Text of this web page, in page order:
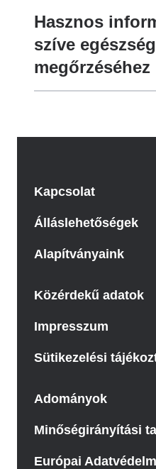
Hasznos
szíve
megőrzéséhez
Kapcsolat
Álláslehetőségek
Alapítványaink
Közérdekű adatok
Impresszum
Sütikezelési
Adományok
Minőségirányítási
Európai